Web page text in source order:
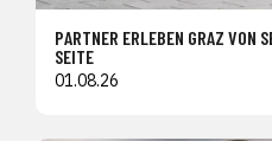
PARTNER ERLEBEN GRAZ VON
SEITE
01.08.26